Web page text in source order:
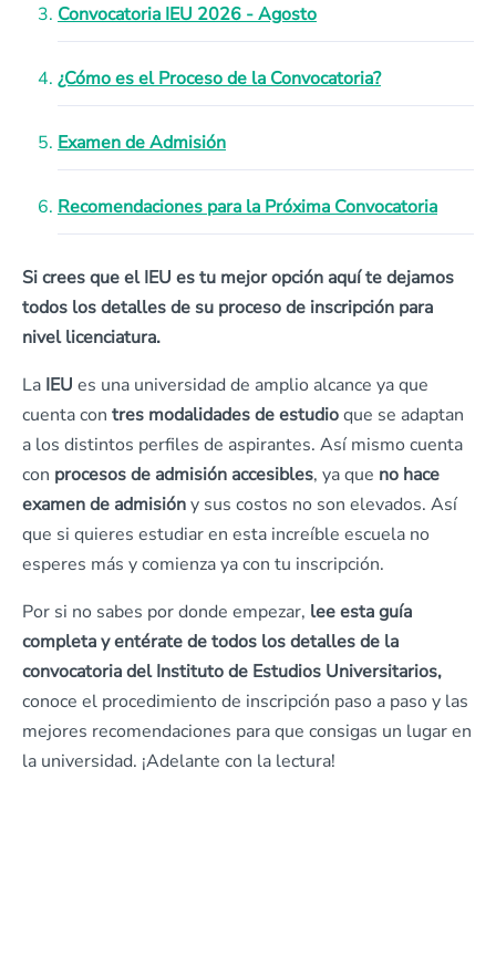
Convocatoria IEU 2026 - Agosto
¿Cómo es el Proceso de la Convocatoria?
Examen de Admisión
Recomendaciones para la Próxima Convocatoria
Si crees que el IEU es tu mejor opción aquí te dejamos
todos los detalles de su proceso de inscripción para
nivel licenciatura.
La IEU es una universidad de amplio alcance ya que
cuenta con tres modalidades de estudioque se adaptan
a los distintos perfiles de aspirantes. Así mismo cuenta
con procesos de admisión accesibles, ya que no hace
examen de admisióny sus costos no son elevados. Así
que si quieres estudiar en esta increíble escuela no
esperes más y comienza ya con tu inscripción.
Por si no sabes por donde empezar, lee esta guía
completa y entérate de todos los detalles de la
convocatoria del Instituto de Estudios Universitarios,
conoce el procedimiento de inscripción paso a paso y las
mejores recomendaciones para que consigas un lugar en
la universidad. ¡Adelante con la lectura!